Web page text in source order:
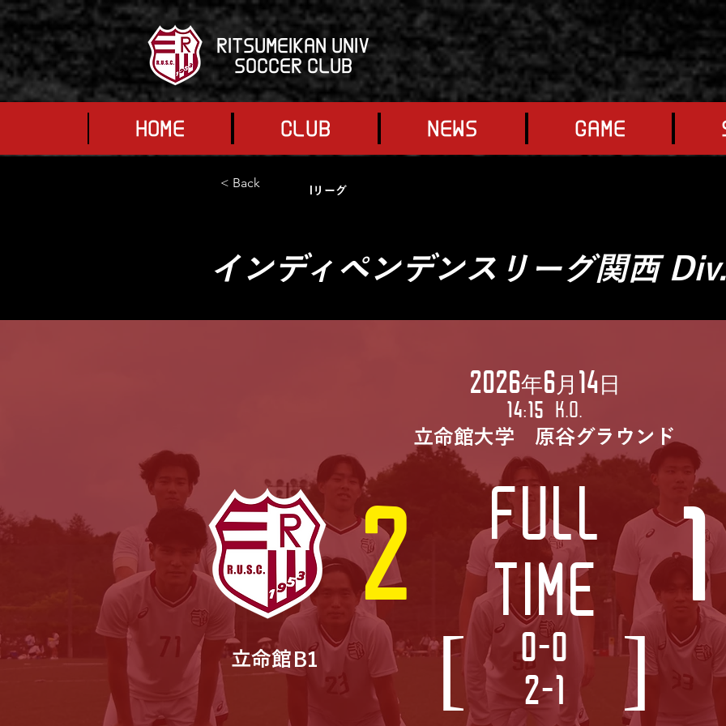
RITSUMEIKAN UNIV
SOCCER CLUB
HOME CLUB NEWS GAME
< Back Iリーグ
インディペンデンスリーグ関西
2026年6月14日
14:15 K.O.
立命館大学 原谷グラウンド
立命館 B1
2 1
FULL
TIME
[ ]
0-0
2-1